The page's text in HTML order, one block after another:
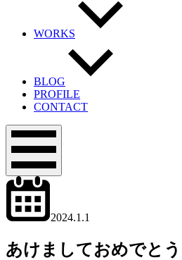
WORKS
BLOG
PROFILE
CONTACT
メ
ニ
ー
2024.1.1
あけましておめでと